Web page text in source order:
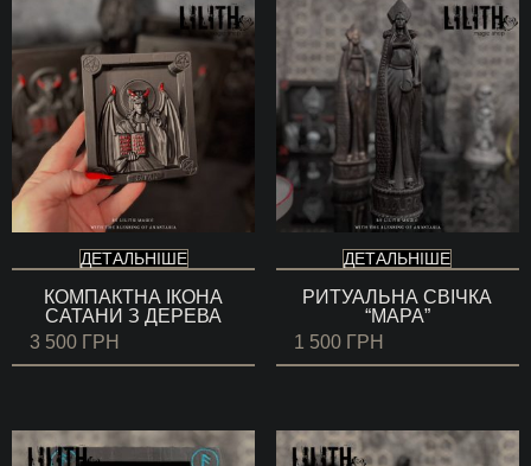
ДЕТАЛЬНІШЕ
КОМПАКТНА ІКОНА
САТАНИ З ДЕРЕВА
3 500 ГРН
ДЕТАЛЬНІШЕ
РИТУАЛЬНА СВІЧКА
“МАРА”
1 500 ГРН